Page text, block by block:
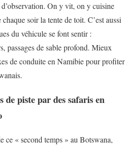
On y vit, on y cuisine
soir la tente de toit. C’est aussi
du véhicule se font sentir :
passages de sable profond. Mieux
de conduite en Namibie pour profiter
de piste par des safaris en
ce « second temps » au Botswana,